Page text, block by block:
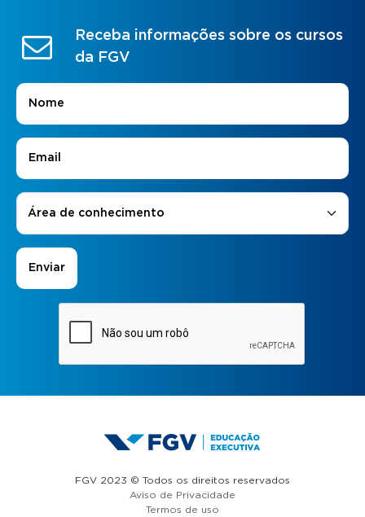
Receba informações sobre os cursos
da FGV
Nome
E-mail
Áreas de Interesse
Área de conhecimento
FGV 2023 © Todos os direitos reservados
Aviso de Privacidade
Termos de uso